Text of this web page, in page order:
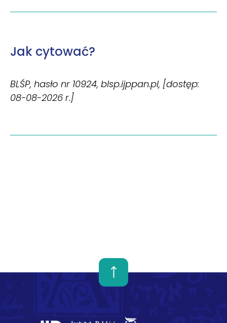
Jak cytować?
BLŚP, hasło nr 10924, blsp.ijppan.pl, [dostęp:
08-08-2026 r.]